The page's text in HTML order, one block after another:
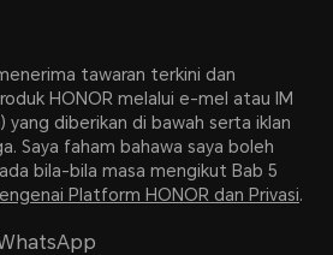
tawaran terkini dan
HONOR melalui e-mel atau IM
yang diberikan di bawah serta iklan
Saya faham bahawa saya boleh
bila-bila masa mengikut Bab 5
Platform HONOR dan Privasi.